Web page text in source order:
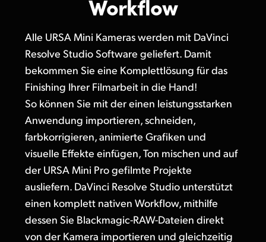
Galerie
Techn. Daten
France
Hong Kong SAR, China
Italy
Japan
Korea
Mexico
Alle URSA Mini Kameras werden mit DaVinci
Resolve Studio Software geliefert. Damit
bekommen Sie eine Komplettlösung für das
Finishing Ihrer Filmarbeit in die Hand!
So können Sie mit der einen leistungsstarken
Anwendung importieren, schneiden,
farbkorrigieren, animierte Grafiken und
visuelle Effekte einfügen, Ton mischen und auf
der URSA Mini Pro gefilmte Projekte
ausliefern. DaVinci Resolve Studio unterstützt
einen komplett nativen Workflow, mithilfe
dessen Sie Blackmagic-RAW-Dateien direkt
von der Kamera importieren und gleichzeitig